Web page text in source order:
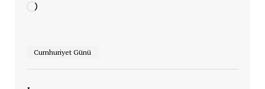
Yükleniyor...
Cumhuriyet Günü